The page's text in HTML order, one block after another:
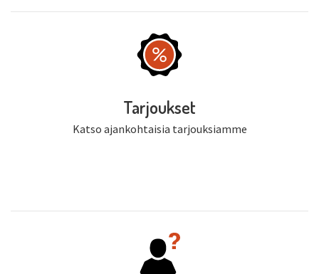
Tarjoukset
Katso ajankohtaisia tarjouksiamme